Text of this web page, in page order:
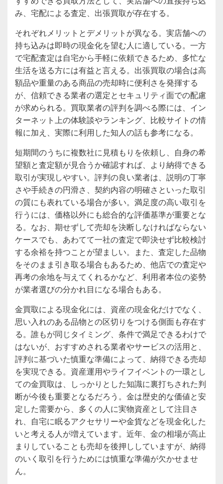
み、宅配による査定、出張買取が存在する。
それぞれメリットとデメリットが異なる。実店舗への
持ち込みは即時の現金化を望む人に適している。一方
で宅配査定は自宅から手軽に依頼できるため、多忙な
生活を送る方には有益と言える。出張買取の場合は高
額品や重量のある商品の売却時に便利さを発揮する
が、信頼できる業者の選定とセキュリティ面での配慮
が求められる。買取業者の評判を調べる際には、イン
ターネット上の体験談やランキング、比較サイトの情
報に加え、実際に利用した知人の話も参考になる。
短期間のうちに複数社に見積もりを依頼し、自身の希
望額と査定額が見合うか確認すれば、より納得できる
取引が実現しやすい。評判の良い業者は、説明の丁寧
さや手続きの円滑さ、契約内容の明確さといった取引
の質にも表れている場合が多い。満足度の高い取引を
行うには、価格以外にも総合的な評価基準が重要とな
る。なお、期せずして売却を決断しなければならない
ケースでも、あわてて一社の査定で即決せず比較検討
する余裕を持つことが望ましい。また、査定した品物
をそのまま引き取る場合もあるため、他店での査定や
再考の余地を与えてくれるかなど、利用者本位の姿勢
が業者選びの分かれ目になる場合もある。
金買取による現金化には、資産の現金化だけでなく、
思い入れのある品物との区切りをつける側面も存在す
る。誰もが同じタイミング、条件で満足できるわけで
はないが、おすすめされる業者やサービスの活用と、
評判に基づいた慎重な準備によって、納得できる売却
を実現できる。資産運用やライフイベントの一環とし
ての金買取は、しっかりとした知識に裏打ちされた判
断が今後も重要となるだろう。金は歴史的な価値と安
定した需要から、多くの人に実物資産として注目さ
れ、自宅に眠るアクセサリーや金貨などを現金化した
いと考える人が増えています。近年、金の相場が高止
まりしていることも売却を後押ししていますが、納得
のいく取引を行うためには慎重な準備が欠かせませ
ん。